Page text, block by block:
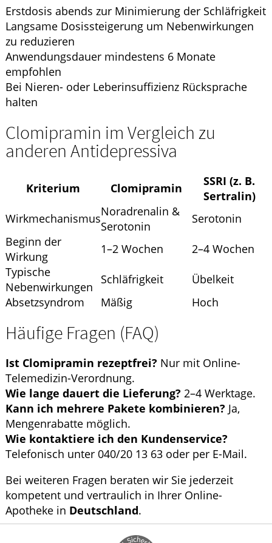
Erstdosis abends zur Minimierung der Schläfrigkeit
Langsame Dosissteigerung um Nebenwirkungen
zu reduzieren
Anwendungsdauer mindestens 6 Monate
empfohlen
Bei Nieren- oder Leberinsuffizienz Rücksprache
halten
Clomipramin im Vergleich zu
anderen Antidepressiva
Kriterium Clomipramin
SSRI (z. B.
Sertralin)
WirkmechanismusNoradrenalin &
Serotonin
Serotonin
Beginn der
Wirkung
1–2 Wochen
2–4 Wochen
Typische
Nebenwirkungen
Schläfrigkeit
Übelkeit
Absetzsyndrom
Mäßig Hoch
Häufige Fragen (FAQ)
Ist Clomipramin rezeptfrei? Nur mit Online-
Telemedizin-Verordnung.
Wie lange dauert die Lieferung? 2–4 Werktage.
Kann ich mehrere Pakete kombinieren? Ja,
Mengenrabatte möglich.
Wie kontaktiere ich den Kundenservice?
Telefonisch unter 040/20 13 63 oder per E-Mail.
Bei weiteren Fragen beraten wir Sie jederzeit
kompetent und vertraulich in Ihrer Online-
Apotheke in Deutschland.